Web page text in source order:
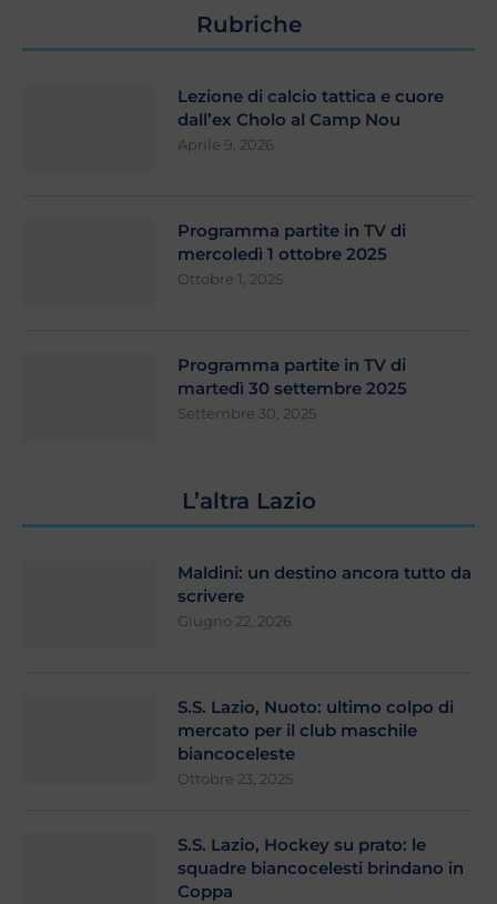
Rubriche
Lezione di calcio tattica e cuore
dall’ex Cholo al Camp Nou
Aprile 9, 2026
Programma partite in TV di
mercoledì 1 ottobre 2025
Ottobre 1, 2025
Programma partite in TV di
martedì 30 settembre 2025
Settembre 30, 2025
L’altra Lazio
Maldini: un destino ancora tutto da
scrivere
Giugno 22, 2026
S.S. Lazio, Nuoto: ultimo colpo di
mercato per il club maschile
biancoceleste
Ottobre 23, 2025
S.S. Lazio, Hockey su prato: le
squadre biancocelesti brindano in
Coppa